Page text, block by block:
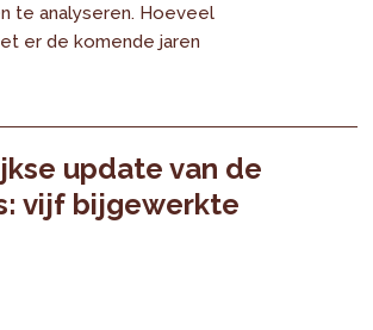
te analyseren. Hoeveel
er de komende jaren
update van de
vijf bijgewerkte